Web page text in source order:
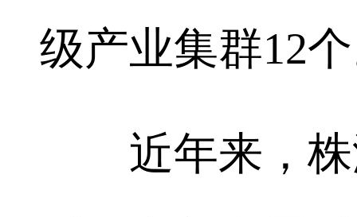
级产业集群12
近年来，株